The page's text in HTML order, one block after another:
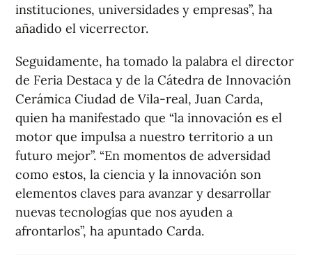
instituciones, universidades y empresas”, ha
añadido el vicerrector.
Seguidamente, ha tomado la palabra el director
de Feria Destaca y de la Cátedra de Innovación
Cerámica Ciudad de Vila-real, Juan Carda,
quien ha manifestado que “la innovación es el
motor que impulsa a nuestro territorio a un
futuro mejor”. “En momentos de adversidad
como estos, la ciencia y la innovación son
elementos claves para avanzar y desarrollar
nuevas tecnologías que nos ayuden a
afrontarlos”, ha apuntado Carda.